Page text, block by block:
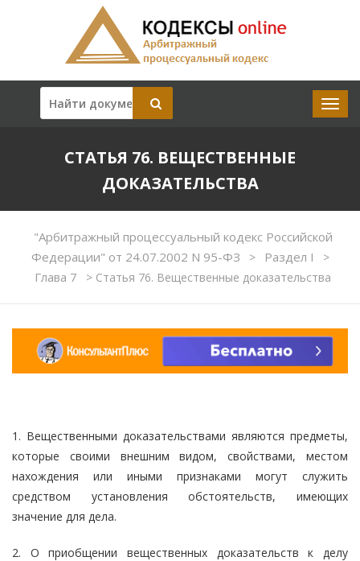
СТАТЬЯ 76. ВЕЩЕСТВЕННЫЕ
ДОКАЗАТЕЛЬСТВА
"Арбитражный процессуальный кодекс Российской
Федерации" от 24.07.2002 N 95-ФЗ
> Раздел I >
Глава 7 > Статья 76. Вещественные доказательства
1. Вещественными доказательствами являются предметы,
которые своими внешним видом, свойствами, местом
нахождения или иными признаками могут служить
средством установления обстоятельств, имеющих
значение для дела.
2. О приобщении вещественных доказательств к делу